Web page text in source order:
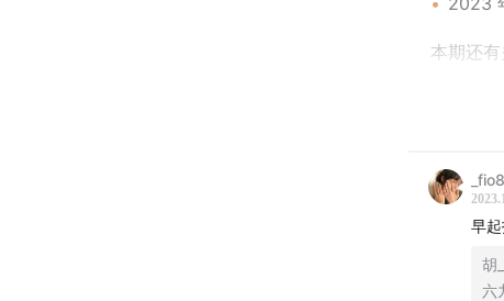
本期还
作为一
看得我
早
胡
六